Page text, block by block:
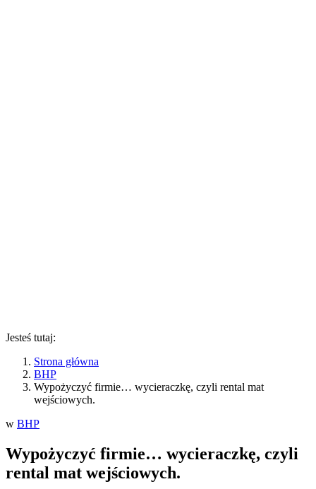
Jesteś tutaj:
Strona główna
BHP
Wypożyczyć firmie… wycieraczkę, czyli rental mat
wejściowych.
w BHP
Wypożyczyć firmie… wycieraczkę, czyli
rental mat wejściowych.